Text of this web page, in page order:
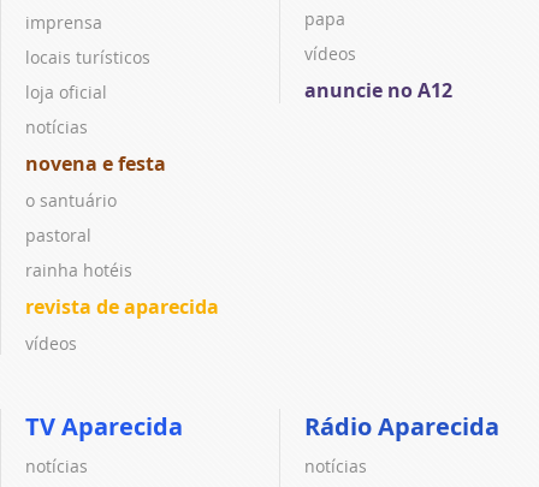
imprensa
locais turísticos
loja oficial
notícias
novena e festa
o santuário
pastoral
rainha hotéis
revista de aparecida
vídeos
papa
vídeos
anuncie no A12
TV Aparecida
notícias
Rádio Aparecida
notícias